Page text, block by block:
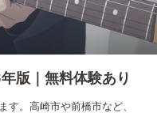
版｜無料体験あり
す。高崎市や前橋市など、